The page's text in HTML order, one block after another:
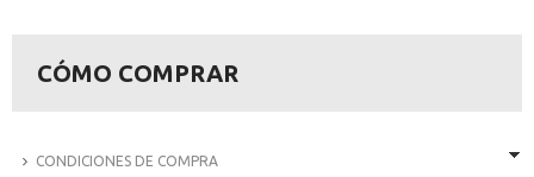
CÓMO COMPRAR
CONDICIONES DE COMPRA